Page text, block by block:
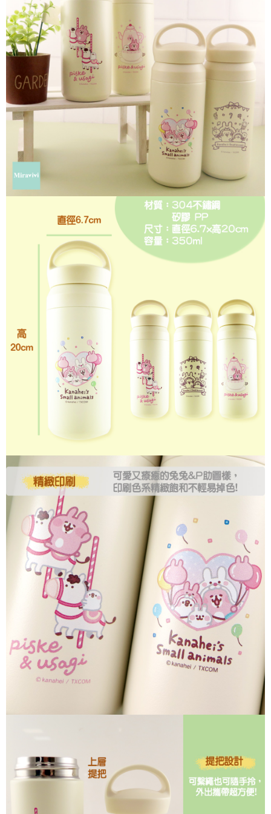
購買商品的店家。未經商家同意取消之訂單仍視為有效，需透過AFTEE先享
後付繳納相關費用。
※ 交易是否成功請以「AFTEE先享後付 」之結帳頁面顯示為準，若有關於
是否繳費成功／繳費後需取消欲退款等相關疑問，請聯繫「AFTEE先享後付
客戶支援中心」 https://netprotections.freshdesk.com/support/home
【注意事項】
１．透過由恩沛科技股份有限公司提供之「AFTEE先享後付」服務完成之交
易，需依本服務之必要範圍內提供個人資料，並將交易相關給付款項請求債
權轉讓予恩沛科技股份有限公司。
２．關於個人資料處理事宜，請瀏覽以下網址：
https://aftee.tw/terms/#terms3
３．未成年的使用者請事先徵得法定代理人或監護人之同意方可使用
「AFTEE先享後付」，若未經同意申辦者引起之損失，本公司不負相關責
４．使用「AFTEE先享後付」時，將依據個別帳號之用戶狀況，依本公司即
時審查核予不同之上限額度；若仍有額度不足之情形，本公司將視審查結果
請求用戶進行身份認證。
５．嚴禁一人註冊多個帳號或使用他人資訊註冊。若發現惡意使用之情形，
恩沛科技股份有限公司將有權停止該用戶之使用額度並採取法律行動。
每筆NT$60，滿NT$499(含以上)免運費
付款後7-11取貨
每筆NT$60，滿NT$499(含以上)免運費
每筆NT$120，滿NT$499(含以上)免運費
海外宅配 查看運費